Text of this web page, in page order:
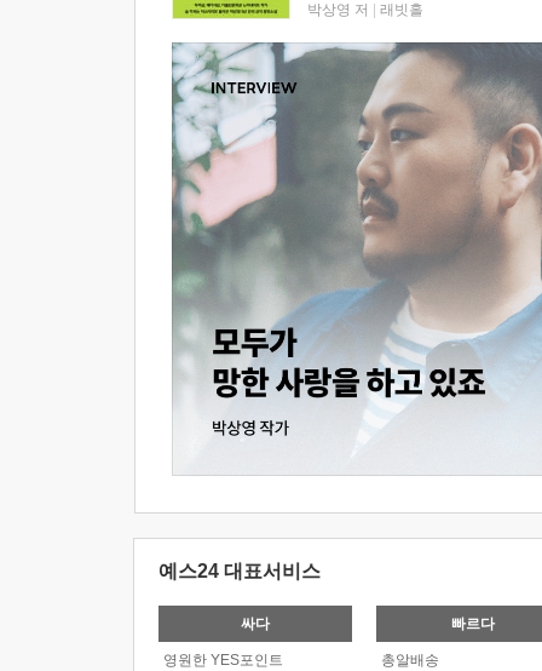
박상영 저 래빗홀
예스24 대표서비스
싸다
영원한 YES포인트
빠르다
총알배송